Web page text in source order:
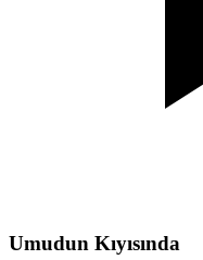
Umudun Kıyısında